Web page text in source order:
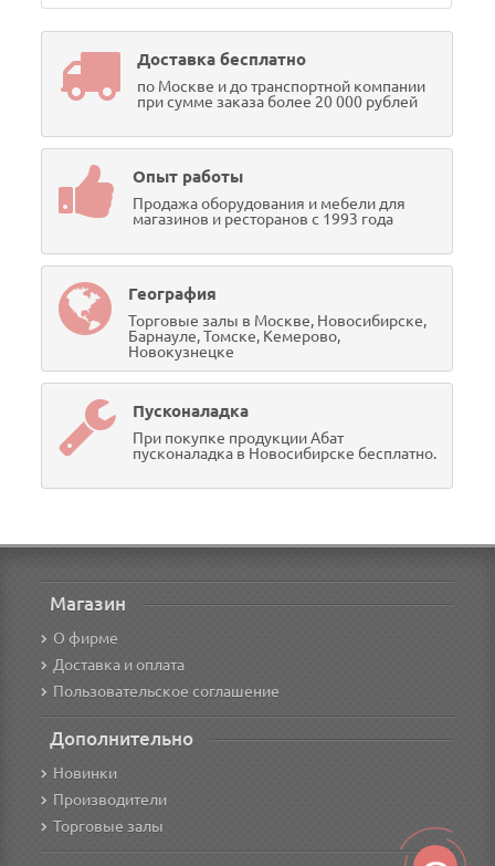
Доставка бесплатно
по Москве и до транспортной компании
при сумме заказа более 20 000 рублей
Опыт работы
Продажа оборудования и мебели для
магазинов и ресторанов с 1993 года
География
Торговые залы в Москве, Новосибирске,
Барнауле, Томске, Кемерово,
Новокузнецке
Пусконаладка
При покупке продукции Абат
пусконаладка в Новосибирске бесплатно.
Магазин
О фирме
Доставка и оплата
Пользовательское соглашение
Дополнительно
Новинки
Производители
Торговые залы